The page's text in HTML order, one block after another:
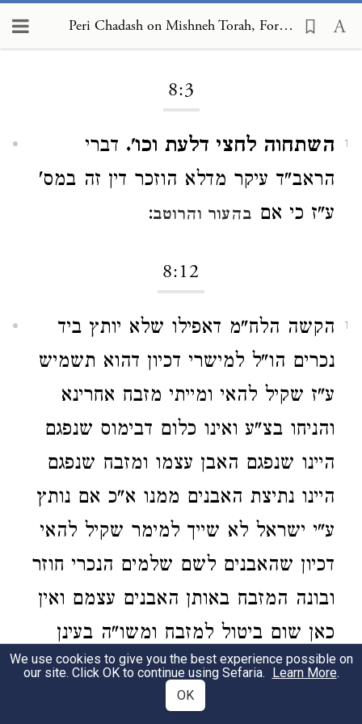
Peri Chadash on Mishneh Torah, Foreign Worship and Customs of the Nations 8:3
8:3
1 השתחוה לחצי דלעת וכו'. דברי
הראב"ד עיקר מדלא הוזכר דין זה במס'
ע"ז כי אם בהעור והרוטב:
8:12
1
הקשה הלח"מ דאפילו שלא יותץ ביד
נכרים הו"ל למישרי דכיון דהוא תשמיש
ע"ז שקיל להאי ומייתי מזבח אחרינא
והניחו בצ"ע ואינו כלום דבימוס שנפגם
היינו שנפגם האבן עצמו ומזבח שנפגם
היינו נתיצת האבנים ממנו א"כ אם נותץ
ע"י ישראל לא שייך למימר שקיל להאי
דכיון שהאבנים לשם שלמים הנכרי חוזר
ובונה המזבח באותן האבנים עצמם ואין
כאן שום ביטול למזבח ומשו"ה בעינן
נותץ רובו ע"י נכרים דוקא דאז הוי ביטול
We use cookies to give you the best experience possible on
our site. Click OK to continue using Sefaria. Learn More.
OK